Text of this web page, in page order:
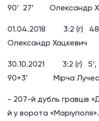
90’ 27’ Олександр
01.04.2018 3:2 (г)
Олександр Хацкевич
30.10.2021 3:2 (г)
90+3’ Мірча
- 207-й дубль гравців
й у ворота «Маріуполя».